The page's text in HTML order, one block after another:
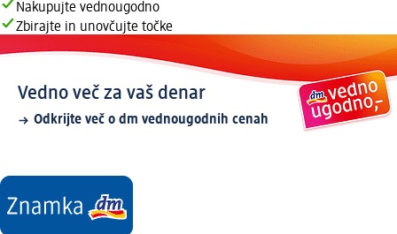
Nakupujte vednougodno
Zbirajte in unovčujte točke
Vedno več za vaš denar
Odkrijte več o dm vednougodnih cenah